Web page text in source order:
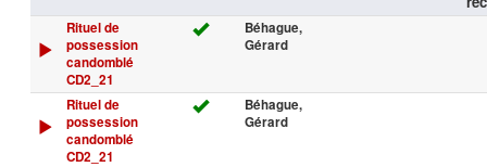
Rituel de
possession
candomblé
CD2_21
Béhague,
Gérard
Rituel de
possession
candomblé
CD2_21
Béhague,
Gérard